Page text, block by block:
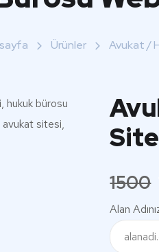
Ürünler Avukat /
1500
Alan